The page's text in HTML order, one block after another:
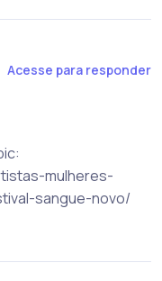
Acesse para responder
mulheres-
sangue-novo/